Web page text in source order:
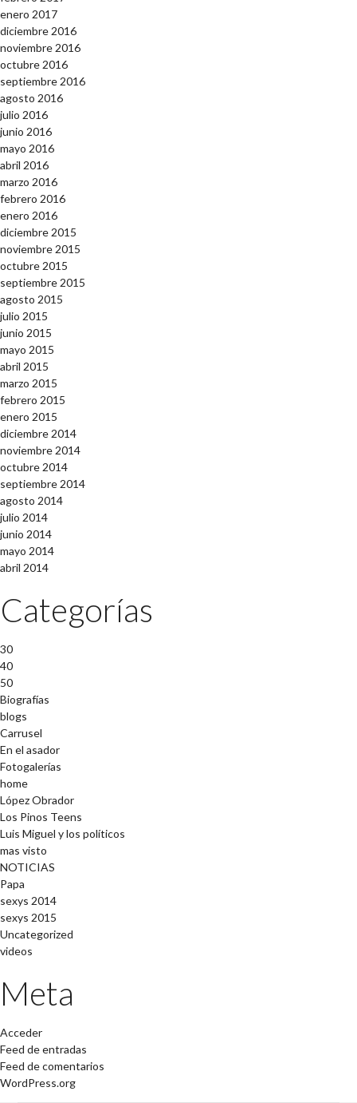
enero 2017
diciembre 2016
noviembre 2016
octubre 2016
septiembre 2016
agosto 2016
julio 2016
junio 2016
mayo 2016
abril 2016
marzo 2016
febrero 2016
enero 2016
diciembre 2015
noviembre 2015
octubre 2015
septiembre 2015
agosto 2015
julio 2015
junio 2015
mayo 2015
abril 2015
marzo 2015
febrero 2015
enero 2015
diciembre 2014
noviembre 2014
octubre 2014
septiembre 2014
agosto 2014
julio 2014
junio 2014
mayo 2014
abril 2014
Categorías
30
40
50
Biografías
blogs
Carrusel
En el asador
Fotogalerías
home
López Obrador
Los Pinos Teens
Luis Miguel y los políticos
mas visto
NOTICIAS
Papa
sexys 2014
sexys 2015
Uncategorized
videos
Meta
Acceder
Feed de entradas
Feed de comentarios
WordPress.org